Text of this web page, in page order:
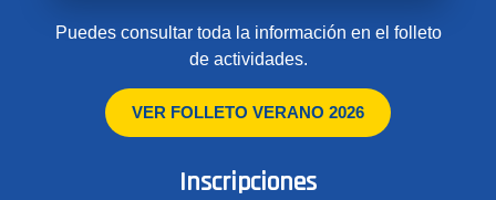
Puedes consultar toda la información en el folleto
de actividades.
VER FOLLETO VERANO 2026
Inscripciones